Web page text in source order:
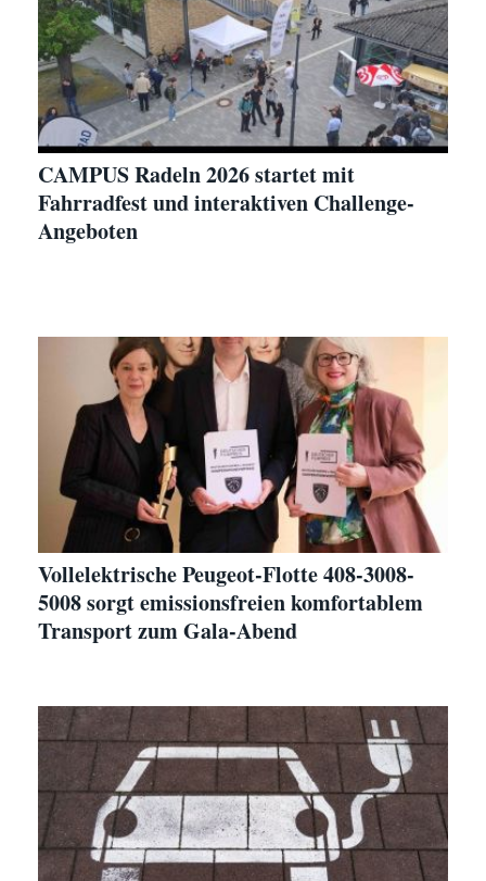
CAMPUS Radeln 2026 startet mit
Fahrradfest und interaktiven Challenge-
Angeboten
Vollelektrische Peugeot-Flotte 408-3008-
5008 sorgt emissionsfreien komfortablem
Transport zum Gala-Abend